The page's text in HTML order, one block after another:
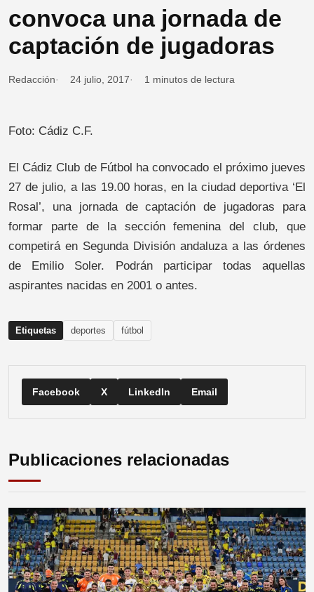
convoca una jornada de
captación de jugadoras
Redacción 24 julio, 2017 1 minutos de lectura
Foto: Cádiz C.F.
El Cádiz Club de Fútbol ha convocado el próximo jueves
27 de julio, a las 19.00 horas, en la ciudad deportiva ‘El
Rosal’, una jornada de captación de jugadoras para
formar parte de la sección femenina del club, que
competirá en Segunda División andaluza a las órdenes
de Emilio Soler. Podrán participar todas aquellas
aspirantes nacidas en 2001 o antes.
Etiquetas deportes fútbol
Facebook X LinkedIn Email
Publicaciones relacionadas